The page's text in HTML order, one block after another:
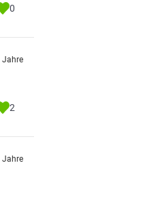
0
Jahre
2
Jahre